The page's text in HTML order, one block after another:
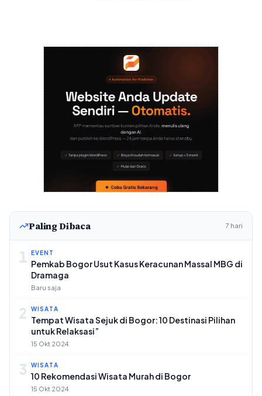
Paling Dibaca 7 hari
1 EVENT
Pemkab Bogor Usut Kasus Keracunan Massal MBG di
Dramaga
Baru saja
2 WISATA
Tempat Wisata Sejuk di Bogor: 10 Destinasi Pilihan
untuk Relaksasi”
15 Okt 2024
3 WISATA
10 Rekomendasi Wisata Murah di Bogor
15 Okt 2024